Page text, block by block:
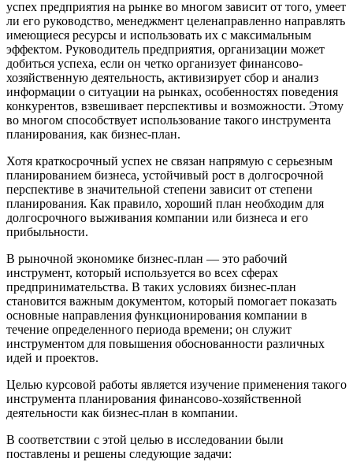
успех предприятия на рынке во многом зависит от того, умеет
ли его руководство, менеджмент целенаправленно направлять
имеющиеся ресурсы и использовать их с максимальным
эффектом. Руководитель предприятия, организации может
добиться успеха, если он четко организует финансово-
хозяйственную деятельность, активизирует сбор и анализ
информации о ситуации на рынках, особенностях поведения
конкурентов, взвешивает перспективы и возможности. Этому
во многом способствует использование такого инструмента
планирования, как бизнес-план.
Хотя краткосрочный успех не связан напрямую с серьезным
планированием бизнеса, устойчивый рост в долгосрочной
перспективе в значительной степени зависит от степени
планирования. Как правило, хороший план необходим для
долгосрочного выживания компании или бизнеса и его
прибыльности.
В рыночной экономике бизнес-план — это рабочий
инструмент, который используется во всех сферах
предпринимательства. В таких условиях бизнес-план
становится важным документом, который помогает показать
основные направления функционирования компании в
течение определенного периода времени; он служит
инструментом для повышения обоснованности различных
идей и проектов.
Целью курсовой работы является изучение применения такого
инструмента планирования финансово-хозяйственной
деятельности как бизнес-план в компании.
В соответствии с этой целью в исследовании были
поставлены и решены следующие задачи: